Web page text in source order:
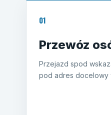
01
Przewóz
Przejazd spod
pod adres docelowy